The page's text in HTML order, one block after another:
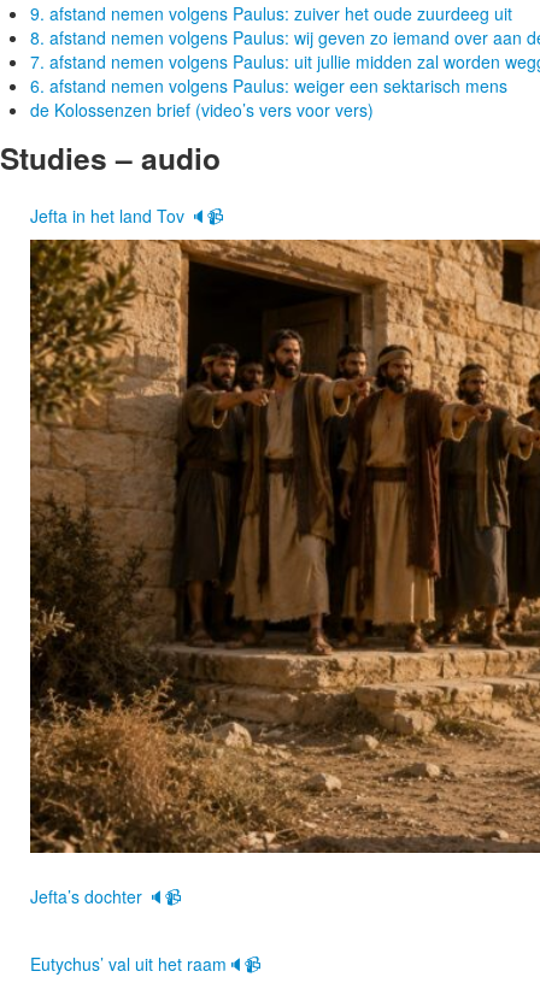
9. afstand nemen volgens Paulus: zuiver het oude zuurdeeg uit
8. afstand nemen volgens Paulus: wij geven zo iemand over aan
7. afstand nemen volgens Paulus: uit jullie midden zal worden
6. afstand nemen volgens Paulus: weiger een sektarisch mens
de Kolossenzen brief (video’s vers voor vers)
Studies – audio
Jefta in het land Tov 🔈📹
Jefta’s dochter 🔈📹
Eutychus’ val uit het raam🔈📹